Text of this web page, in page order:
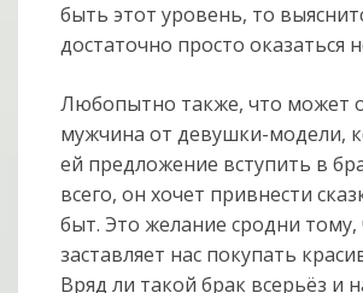
быть этот уровень, то
достаточно просто оказаться
Любопытно также, что может
мужчина от девушки-модели,
ей предложение вступить в
всего, он хочет привнести
быт. Это желание сродни тому,
заставляет нас покупать
Вряд ли такой брак всерьёз и